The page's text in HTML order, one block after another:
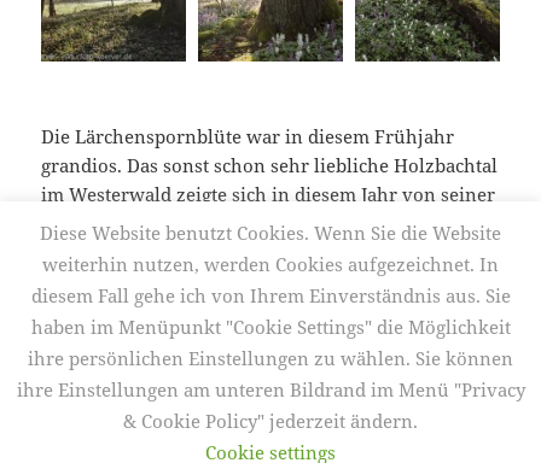
Die Lärchenspornblüte war in diesem Frühjahr
grandios. Das sonst schon sehr liebliche Holzbachtal
im Westerwald zeigte sich in diesem Jahr von seiner
schönsten Seite.
Galerie 180 – Lärchensporn und wildes
weiterlesen
Veröffentlicht
am
29. April 2018 Autor Kategorien
Landschaft ,Locationtipp,Naturfotografie,Wald Schlagwörter
2018,
Bachfotogrfie,Frühling,Landschaft,Lärchensporn,NSG ,NSG
Holzbachschlucht
Mit Stolz präsentiert von WordPress
Diese Website benutzt Cookies. Wenn Sie die Website
weiterhin nutzen, werden Cookies aufgezeichnet. In
diesem Fall gehe ich von Ihrem Einverständnis aus. Sie
haben im Menüpunkt "Cookie Settings" die Möglichkeit
ihre persönlichen Einstellungen zu wählen. Sie können
ihre Einstellungen am unteren Bildrand im Menü "Privacy
& Cookie Policy" jederzeit ändern.
Cookie settings